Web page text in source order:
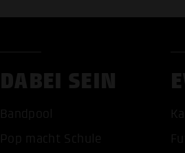
DABEI SEIN
Bandpool
Pop macht Schule